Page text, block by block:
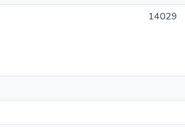
14029